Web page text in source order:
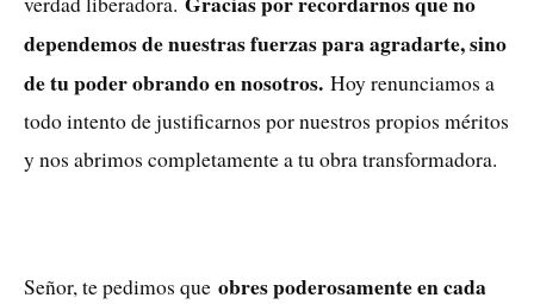
dependemos de nuestras fuerzas para agradarte, sino
de tu poder obrando en nosotros. Hoy renunciamos a
todo intento de justificarnos por nuestros propios méritos
y nos abrimos completamente a tu obra transformadora.
Señor, te pedimos que obres poderosamente en cada